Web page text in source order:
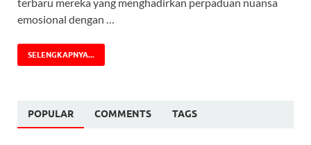
terbaru mereka yang menghadirkan perpaduan nuansa
emosional dengan …
SELENGKAPNYA...
POPULAR COMMENTS TAGS